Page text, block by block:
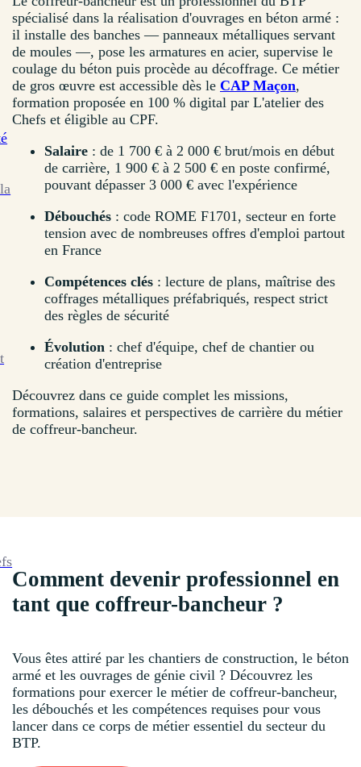
spécialisé dans la réalisation d'ouvrages en béton armé :
il installe des banches — panneaux métalliques servant
de moules —, pose les armatures en acier, supervise le
coulage du béton puis procède au décoffrage. Ce métier
de gros œuvre est accessible dès le CAP Maçon,
formation proposée en 100 % digital par L'atelier des
Chefs et éligible au CPF.
Salaire : de 1 700 € à 2 000 € brut/mois en début
de carrière, 1 900 € à 2 500 € en poste confirmé,
pouvant dépasser 3 000 € avec l'expérience
Débouchés : code ROME F1701, secteur en forte
tension avec de nombreuses offres d'emploi partout
en France
Compétences clés : lecture de plans, maîtrise des
coffrages métalliques préfabriqués, respect strict
des règles de sécurité
Évolution : chef d'équipe, chef de chantier ou
création d'entreprise
Découvrez dans ce guide complet les missions,
formations, salaires et perspectives de carrière du métier
de coffreur-bancheur.
Comment devenir professionnel en
tant que coffreur-bancheur ?
Vous êtes attiré par les chantiers de construction, le béton
armé et les ouvrages de génie civil ? Découvrez les
formations pour exercer le métier de coffreur-bancheur,
les débouchés et les compétences requises pour vous
lancer dans ce corps de métier essentiel du secteur du
BTP.